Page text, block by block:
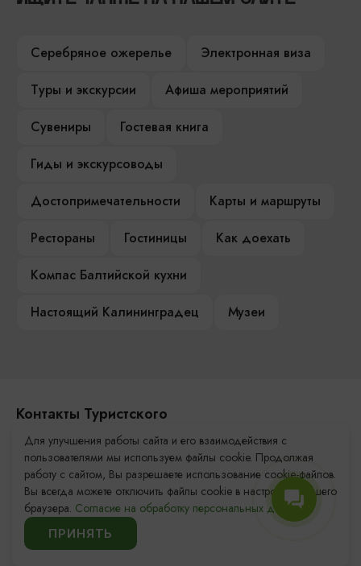
Серебряное ожерелье
Электронная виза
Туры и экскурсии
Афиша мероприятий
Сувениры
Гостевая книга
Гиды и экскурсоводы
Достопримечательности
Карты и маршруты
Рестораны
Гостиницы
Как доехать
Компас Балтийской кухни
Настоящий Калининградец
Музеи
Контакты Туристского
информационного центра
+7 (4012) 555-200
8 (800) 200-55-39
info@visit-kaliningrad.ru
Для улучшения работы сайта и его взаимодействия с
пользователями мы используем файлы cookie. Продолжая
работу с сайтом, Вы разрешаете использование cookie-файлов.
Вы всегда можете отключить файлы cookie в настройках Вашего
браузера. Согласие на обработку персональных данных.
ПРИНЯТЬ